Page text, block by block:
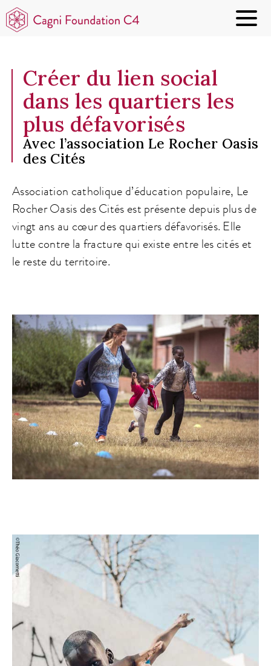
Créer du lien social
dans les quartiers les
plus défavorisés
Avec l’association Le Rocher Oasis
des Cités
Association catholique d’éducation populaire, Le
Rocher Oasis des Cités est présente depuis plus de
vingt ans au cœur des quartiers défavorisés. Elle
lutte contre la fracture qui existe entre les cités et
le reste du territoire.